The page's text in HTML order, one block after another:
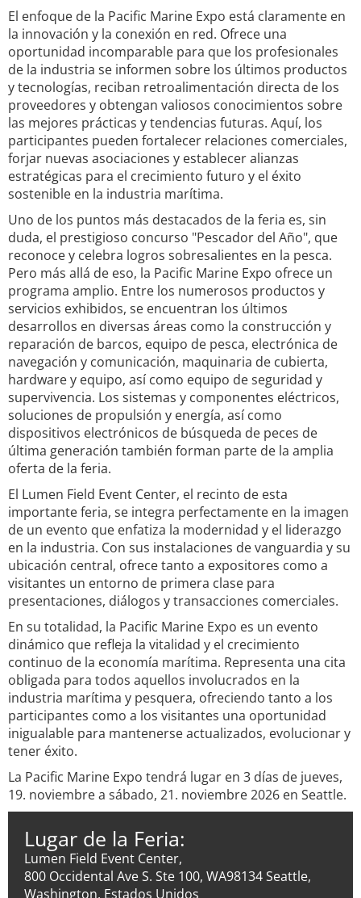
El enfoque de la Pacific Marine Expo está claramente en
la innovación y la conexión en red. Ofrece una
oportunidad incomparable para que los profesionales
de la industria se informen sobre los últimos productos
y tecnologías, reciban retroalimentación directa de los
proveedores y obtengan valiosos conocimientos sobre
las mejores prácticas y tendencias futuras. Aquí, los
participantes pueden fortalecer relaciones comerciales,
forjar nuevas asociaciones y establecer alianzas
estratégicas para el crecimiento futuro y el éxito
sostenible en la industria marítima.
Uno de los puntos más destacados de la feria es, sin
duda, el prestigioso concurso "Pescador del Año", que
reconoce y celebra logros sobresalientes en la pesca.
Pero más allá de eso, la Pacific Marine Expo ofrece un
programa amplio. Entre los numerosos productos y
servicios exhibidos, se encuentran los últimos
desarrollos en diversas áreas como la construcción y
reparación de barcos, equipo de pesca, electrónica de
navegación y comunicación, maquinaria de cubierta,
hardware y equipo, así como equipo de seguridad y
supervivencia. Los sistemas y componentes eléctricos,
soluciones de propulsión y energía, así como
dispositivos electrónicos de búsqueda de peces de
última generación también forman parte de la amplia
oferta de la feria.
El Lumen Field Event Center, el recinto de esta
importante feria, se integra perfectamente en la imagen
de un evento que enfatiza la modernidad y el liderazgo
en la industria. Con sus instalaciones de vanguardia y su
ubicación central, ofrece tanto a expositores como a
visitantes un entorno de primera clase para
presentaciones, diálogos y transacciones comerciales.
En su totalidad, la Pacific Marine Expo es un evento
dinámico que refleja la vitalidad y el crecimiento
continuo de la economía marítima. Representa una cita
obligada para todos aquellos involucrados en la
industria marítima y pesquera, ofreciendo tanto a los
participantes como a los visitantes una oportunidad
inigualable para mantenerse actualizados, evolucionar y
tener éxito.
La Pacific Marine Expo tendrá lugar en 3 días de jueves,
19. noviembre a sábado, 21. noviembre 2026 en Seattle.
Lugar de la Feria:
Lumen Field Event Center,
800 Occidental Ave S. Ste 100, WA98134 Seattle,
Washington, Estados Unidos